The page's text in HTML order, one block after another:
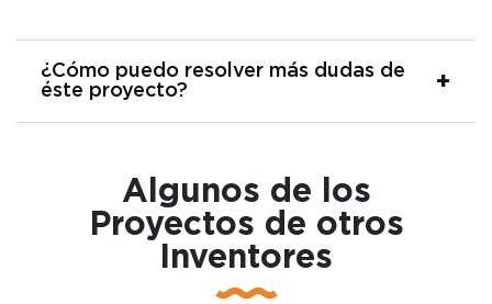
¿Cómo puedo resolver más dudas de
éste proyecto?
Algunos de los
Proyectos de otros
Inventores